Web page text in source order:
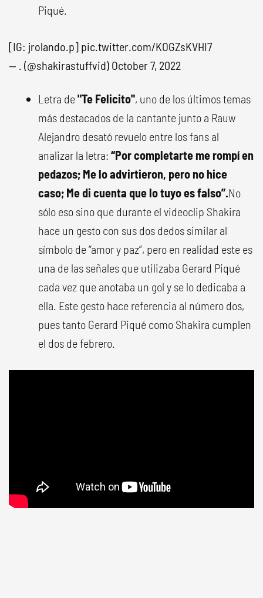
Piqué.
[IG: jrolando.p] pic.twitter.com/KOGZsKVHI7
— . (@shakirastuffvid) October 7, 2022
Letra de"Te Felicito", uno de los últimos temas
más destacados de la cantante junto a Rauw
Alejandro desató revuelo entre los fans al
analizar la letra: “Por completarte me rompí en
pedazos; Me lo advirtieron, pero no hice
caso; Me di cuenta que lo tuyo es falso”.No
sólo eso sino que durante el videoclip Shakira
hace un gesto con sus dos dedos similar al
símbolo de “amor y paz”, pero en realidad este es
una de las señales que utilizaba Gerard Piqué
cada vez que anotaba un gol y se lo dedicaba a
ella. Este gesto hace referencia al número dos,
pues tanto Gerard Piqué como Shakira cumplen
el dos de febrero.